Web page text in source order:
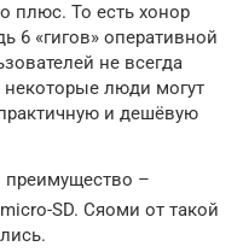
плюс. То есть хонор
6 «гигов» оперативной
не всегда
некоторые люди могут
и дешёвую
преимущество –
SD. Сяоми от такой